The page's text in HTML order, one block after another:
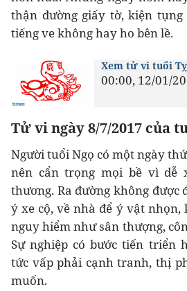
thận đường giấy tờ, kiện
tiếng ve không hay ho bên lề.
Xem tử vi tuổi Tỵ
00:00, 12/01/
Tử vi ngày 8/7/2017 của
Người tuổi Ngọ có một ngày
nên cẩn trọng mọi bề vì dễ
thương. Ra đường không được
ý xe cộ, về nhà để ý vật
nguy hiểm như sân thượng,
Sự nghiệp có bước tiến triển
tức vấp phải cạnh tranh, thị
muốn.